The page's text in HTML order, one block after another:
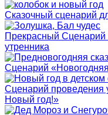
Сказочный сценарий
Прекрасный Сценарий
утренника
Сценарий
Сценарий проведения
Новый год!»